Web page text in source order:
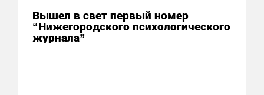
Вышел в свет первый номер
“Нижегородского психологического
журнала”